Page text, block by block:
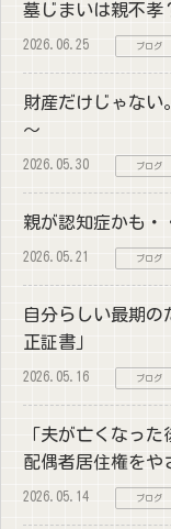
墓じまいは親不孝
2026.06.25 ブログ
財産だけじゃな
～
2026.05.30 ブログ
親が認知症かも・
2026.05.21 ブログ
自分らしい最期の
正証書」
2026.05.16 ブログ
「夫が亡くなっ
配偶者居住権をや
2026.05.14 ブログ